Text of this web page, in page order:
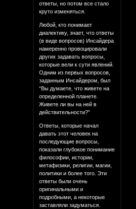
ответы, но потом все стало
круто изменяться.
Любой, кто понимает
диалектику, знает, что ответы
(в виде вопросов) Инсайдера
намеренно провоцировали
других задавать вопросы,
которые вели к сути явлений.
Одним из первых вопросов,
заданным Инсайдером, был
“Вы думаете, что живете на
определенной планете.
Живете ли вы на ней в
действительности?”
Ответы, которые начал
давать этот человек на
последующие вопросы,
показали глубокое понимание
философии, истории,
метафизики, религии, магии,
политики и более того. Эти
ответы были очень
оригинальными и
подробными, а некоторые
заставляли задуматься.